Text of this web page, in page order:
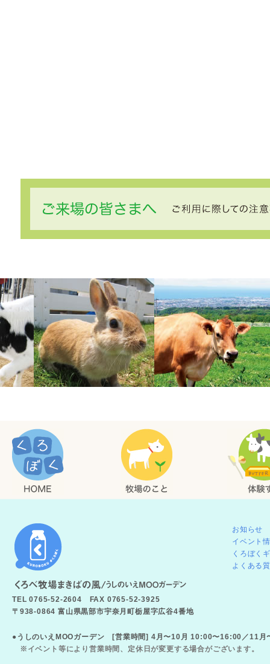
TEL 0765-52-2604 FAX 0765-52-3925
〒938-0864 富山県黒部市宇奈月町栃屋字広谷4番地
お知らせ
イベント
くろぼく
よくある
●うしのいえMOOガーデン [営業時間] 4月〜10月 10:00〜16:00／11
※イベント等により営業時間、定休日が変更する場合がございます。